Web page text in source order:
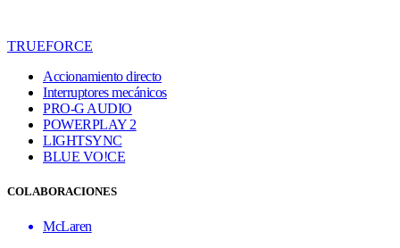
TRUEFORCE
Accionamiento directo
Interruptores mecánicos
PRO-G AUDIO
POWERPLAY 2
LIGHTSYNC
BLUE VO!CE
COLABORACIONES
McLaren